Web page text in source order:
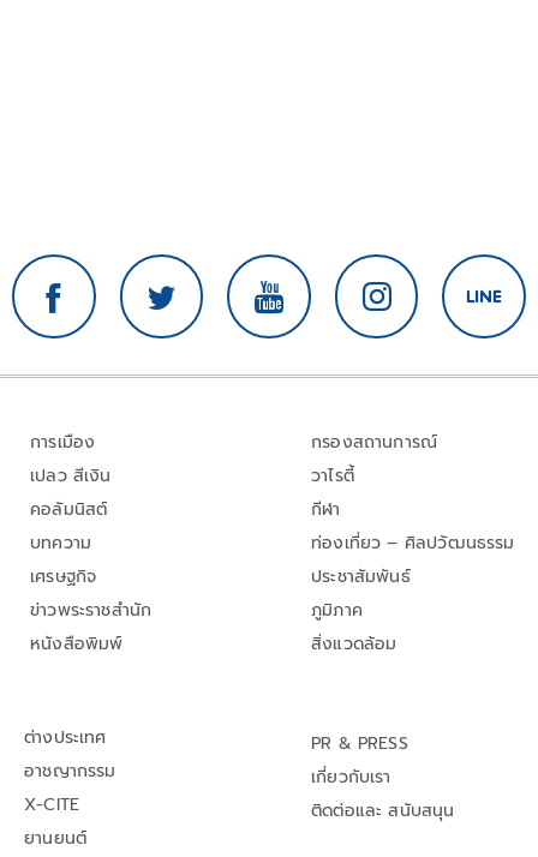
การเมือง
เปลว สีเงิน
คอลัมนิสต์
บทความ
เศรษฐกิจ
ข่าวพระราชสำนัก
หนังสือพิมพ์
กรองสถานการณ์
วาไรตี้
กีฬา
ท่องเที่ยว – ศิลปวัฒนธรรม
ประชาสัมพันธ์
ภูมิภาค
สิ่งแวดล้อม
ต่างประเทศ
อาชญากรรม
X-CITE
ยานยนต์
PR & PRESS
เกี่ยวกับเรา
ติดต่อและ สนับสนุน